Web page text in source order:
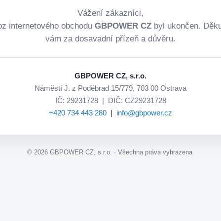
Vážení zákazníci,
internetového obchodu GBPOWER CZbyl ukončen.
vám za dosavadní přízeň a důvěru.
GBPOWER CZ, s.r.o.
Náměstí J. z Poděbrad 15/779, 703 00 Ostrava
IČ: 29231728 | DIČ: CZ29231728
+420 734 443 280 | info@gbpower.cz
© 2026GBPOWER CZ, s.r.o. · Všechna práva vyhrazena.